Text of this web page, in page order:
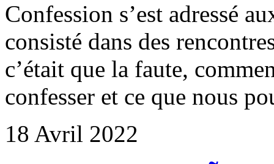
Confession s’est adressé
consisté dans des
c’était que la faute,
confesser et ce que nous
18 Avril 2022